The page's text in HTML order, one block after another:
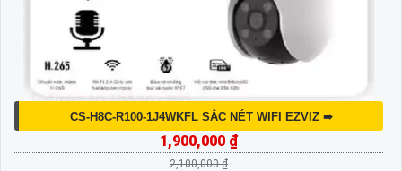
CS-H8C-R100-1J4WKFL SẮC NÉT WIFI EZVIZ ➠
1,900,000 ₫
2,100,000 ₫